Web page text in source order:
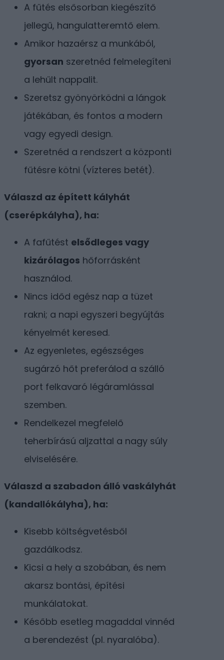
A fűtés elsősorban kiegészítő
jellegű, hangulatteremtő elem.
Amikor hazaérsz a munkából,
gyorsan szeretnéd felmelegíteni
a lehűlt nappalit.
Szeretsz gyönyörködni a lángok
játékában, és fontos a modern
vagy egyedi design.
Szeretnéd a rendszert a központi
fűtésre kötni (vízteres betét).
Válaszd az épített kályhát
(cserépkályha), ha:
A fafűtést elsődleges vagy
kizárólagos hőforrásként
használod.
Nincs időd egész nap a tüzet
rakni; a napi egyszeri begyújtás
kényelmét keresed.
Az egyenletes, egészséges
sugárzó hőt preferálod a szálló
port felkavaró légáramlással
szemben.
Rendelkezel megfelelő
teherbírású aljzattal a nagy súly
elviselésére.
Válaszd a szabadon álló vaskályhát
(kandallókályha), ha:
Kisebb költségvetésből
gazdálkodsz.
Kicsi a hely a szobában, és nem
akarsz bontási, építési
munkálatokat.
Később esetleg magaddal vinnéd
a berendezést (pl. nyaralóba).